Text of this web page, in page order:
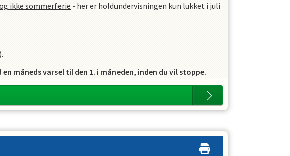
ikke sommerferie - her er holdundervisningen kun lukket i juli
en måneds varsel til den 1. i måneden, inden du vil stoppe.